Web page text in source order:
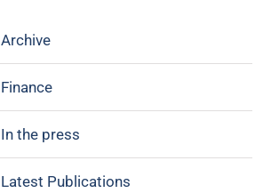
Archive
Finance
In the press
Latest Publications